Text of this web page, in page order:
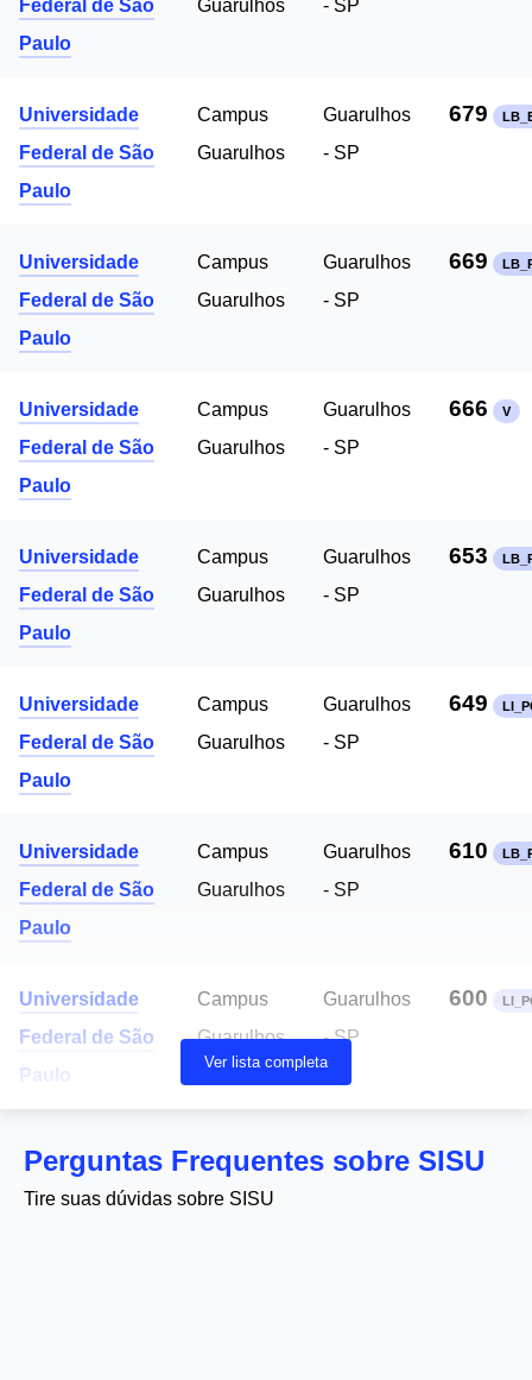
Ver lista completa
Federal de São
Paulo
Guarulhos - SP
Universidade
Federal de São
Paulo
Campus
Guarulhos
Guarulhos
- SP
679
Universidade
Federal de São
Paulo
Campus
Guarulhos
Guarulhos
- SP
669
Universidade
Federal de São
Paulo
Campus
Guarulhos
Guarulhos
- SP
666 V
Universidade
Federal de São
Paulo
Campus
Guarulhos
Guarulhos
- SP
653
Universidade
Federal de São
Paulo
Campus
Guarulhos
Guarulhos
- SP
649
Universidade
Federal de São
Paulo
Campus
Guarulhos
Guarulhos
- SP
610
Universidade
Federal de São
Paulo
Campus
Guarulhos
Guarulhos
- SP
600
Perguntas Frequentes sobre SISU
Tire suas dúvidas sobre SISU